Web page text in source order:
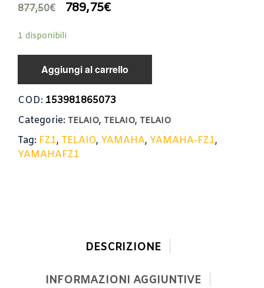
877,50€ 789,75€
1 disponibili
Aggiungi al carrello
COD: 153981865073
Categorie: TELAIO, TELAIO, TELAIO
Tag: FZ1, TELAIO, YAMAHA, YAMAHA-FZ1,
YAMAHAFZ1
DESCRIZIONE
INFORMAZIONI AGGIUNTIVE